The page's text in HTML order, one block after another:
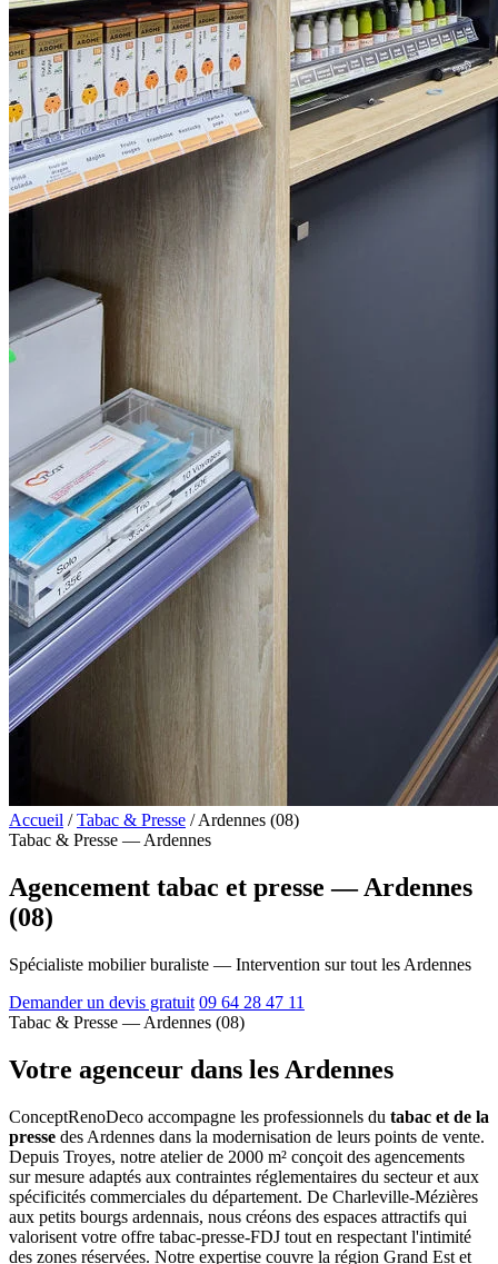
Accueil / Tabac & Presse / Ardennes (08)
Tabac & Presse — Ardennes
Agencement tabac et presse — Ardennes
(08)
Spécialiste mobilier buraliste — Intervention sur tout les Ardennes
Demander un devis gratuit 09 64 28 47 11
Tabac & Presse — Ardennes (08)
Votre agenceur dans les Ardennes
ConceptRenoDeco accompagne les professionnels du tabac et de la
presse des Ardennes dans la modernisation de leurs points de vente.
Depuis Troyes, notre atelier de 2000 m² conçoit des agencements
sur mesure adaptés aux contraintes réglementaires du secteur et aux
spécificités commerciales du département. De Charleville-Mézières
aux petits bourgs ardennais, nous créons des espaces attractifs qui
valorisent votre offre tabac-presse-FDJ tout en respectant l'intimité
des zones réservées. Notre expertise couvre la région Grand Est et